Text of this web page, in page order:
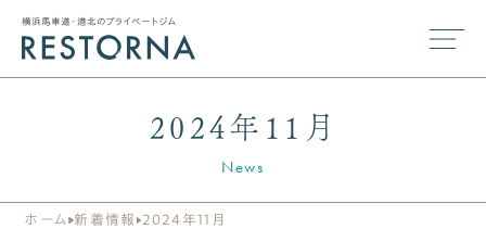
横浜馬車道・港北のプライベートジム
2024年11月
News
ホーム 新着情報 2024年11月